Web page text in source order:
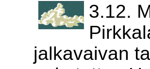
3.12.
jalkavaivan